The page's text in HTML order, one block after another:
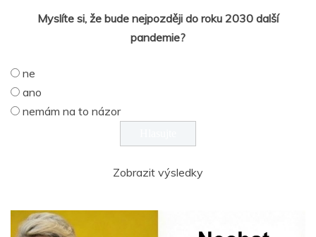
Myslíte si, že bude nejpozději do roku 2030 další
pandemie?
ne
ano
nemám na to názor
Zobrazit výsledky